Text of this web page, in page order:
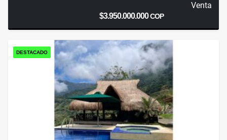
Venta
$3.950.000.000COP
DESTACADO